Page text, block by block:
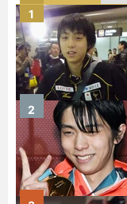
1
2